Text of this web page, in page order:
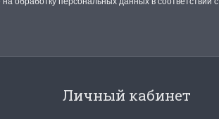
Личный кабинет